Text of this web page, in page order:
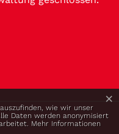
wie wir unser
Daten werden anonymisiert
Mehr Informationen
×